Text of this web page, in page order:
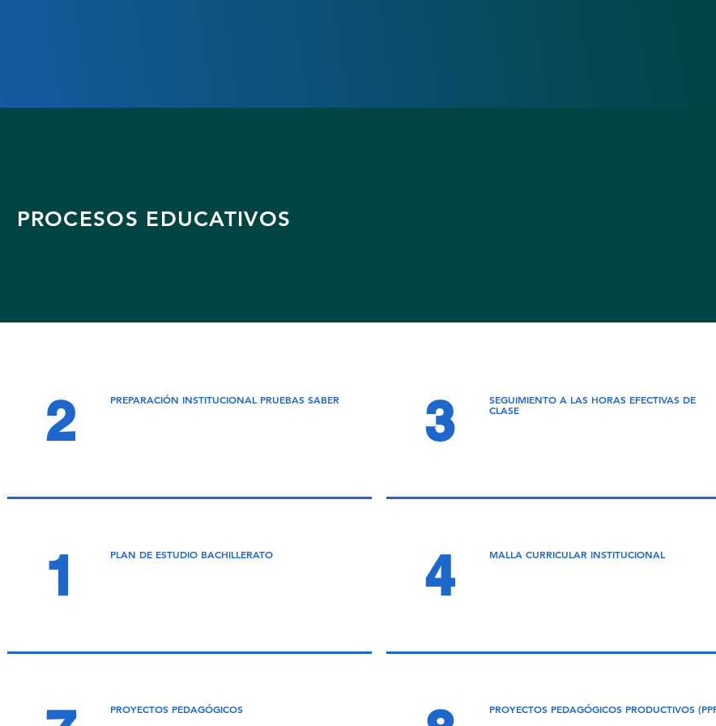
PROCESOS EDUCATIVOS
2 PREPARACIÓN INSTITUCIONAL PRUEBAS SABER
1 PLAN DE ESTUDIO BACHILLERATO
PROYECTOS PEDAGÓGICOS
3
SEGUIMIENTO A LAS HORAS EFECTIVAS DE
CLASE
4 MALLA CURRICULAR INSTITUCIONAL
PROYECTOS PEDAGÓGICOS PRODUCTIVOS